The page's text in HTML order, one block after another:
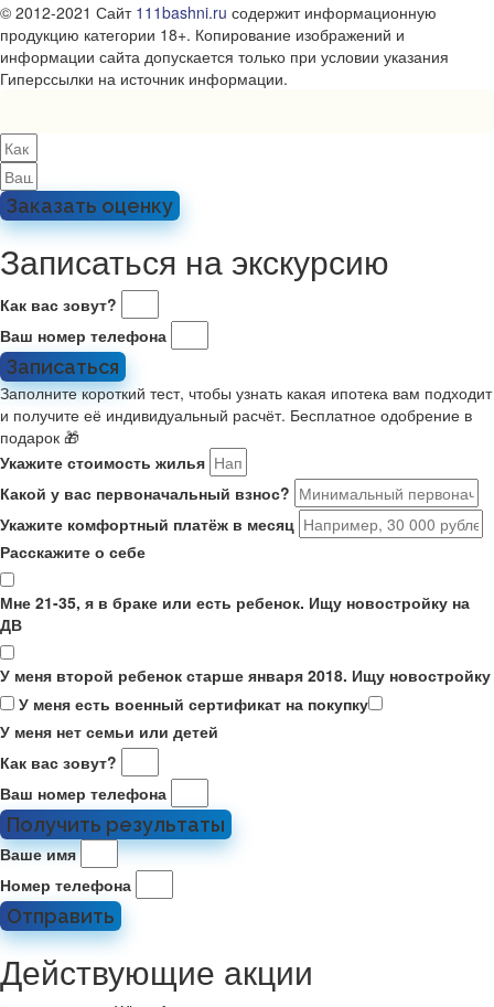
© 2012-2021 Сайт 111bashni.ru содержит информационную
продукцию категории 18+. Копирование изображений и
информации сайта допускается только при условии указания
Гиперссылки на источник информации.
Заказать оценку
Записаться на экскурсию
Как вас зовут?
Ваш номер телефона
Записаться
Заполните короткий тест, чтобы узнать какая ипотека вам подходит
и получите её индивидуальный расчёт. Бесплатное одобрение в
подарок 🎁
Укажите стоимость жилья
Какой у вас первоначальный взнос?
Укажите комфортный платёж в месяц
Расскажите о себе
Мне 21-35, я в браке или есть ребенок. Ищу новостройку на
ДВ
У меня второй ребенок старше января 2018. Ищу новостройку
У меня есть военный сертификат на покупку
У меня нет семьи или детей
Как вас зовут?
Ваш номер телефона
Получить результаты
Ваше имя
Номер телефона
Отправить
Действующие акции